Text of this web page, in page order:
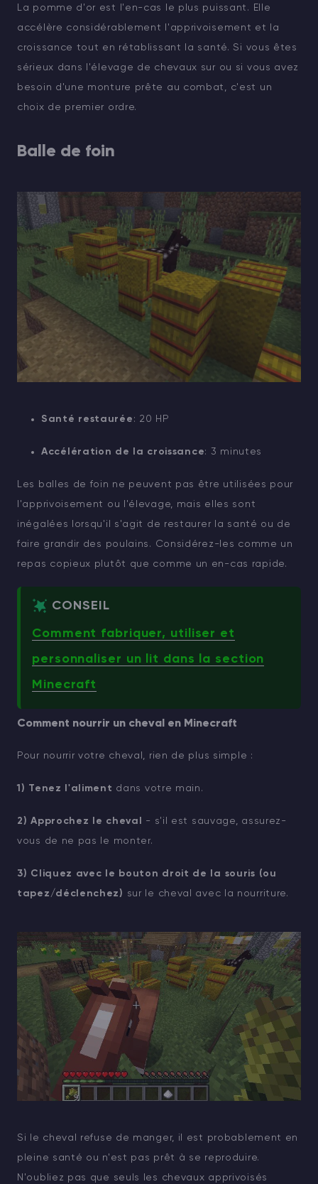
La pomme d'or est l'en-cas le plus puissant. Elle
accélère considérablement l'apprivoisement et la
croissance tout en rétablissant la santé. Si vous êtes
sérieux dans l'élevage de chevaux sur ou si vous avez
besoin d'une monture prête au combat, c'est un
choix de premier ordre.
Balle de foin
Santé restaurée : 20 HP
Accélération de la croissance: 3 minutes
Les balles de foin ne peuvent pas être utilisées pour
l'apprivoisement ou l'élevage, mais elles sont
inégalées lorsqu'il s'agit de restaurer la santé ou de
faire grandir des poulains. Considérez-les comme un
repas copieux plutôt que comme un en-cas rapide.
CONSEIL
Comment fabriquer, utiliser et
personnaliser un lit dans la section
Minecraft
Comment nourrir un cheval en Minecraft
Pour nourrir votre cheval, rien de plus simple :
1) Tenez l'aliment dans votre main.
2) Approchez le cheval
- s'il est sauvage, assurez-
vous de ne pas le monter.
3) Cliquez avec le bouton droit de la souris (ou
tapez/déclenchez) sur le cheval avec la nourriture.
Si le cheval refuse de manger, il est probablement en
pleine santé ou n'est pas prêt à se reproduire.
N'oubliez pas que seuls les chevaux apprivoisés